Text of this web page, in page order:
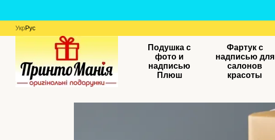
Укр Рус
Подушка с
фото и
надписью
Плюш
Фартук с
надписью для
салонов
красоты